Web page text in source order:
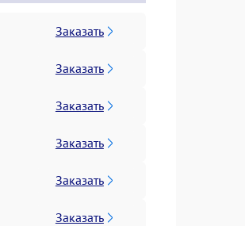
Заказать
Заказать
Заказать
Заказать
Заказать
Заказать